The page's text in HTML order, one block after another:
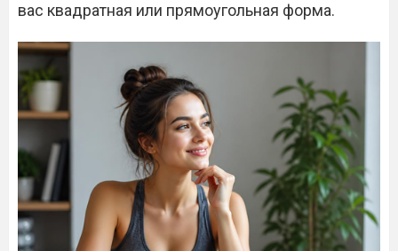
вас квадратная или прямоугольная форма.